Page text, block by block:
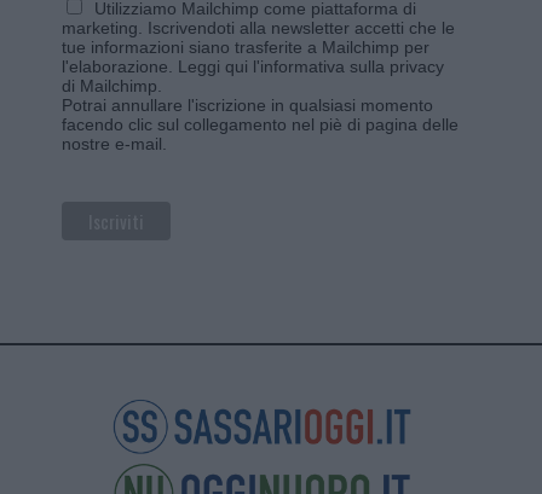
Utilizziamo Mailchimp come piattaforma di
marketing. Iscrivendoti alla newsletter accetti che le
tue informazioni siano trasferite a Mailchimp per
l'elaborazione. Leggi qui l'informativa sulla privacy
di Mailchimp
Potrai annullare l'iscrizione in qualsiasi momento
facendo clic sul collegamento nel piè di pagina delle
nostre e-mail.